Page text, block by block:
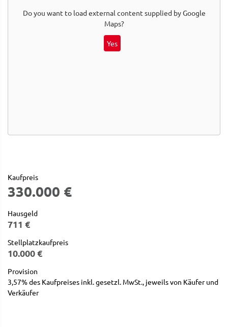
Do you want to load external content supplied byGoogle
Maps?
Yes
Kaufpreis
330.000 €
Hausgeld
711 €
Stellplatzkaufpreis
10.000 €
Provision
3,57% des Kaufpreises inkl. gesetzl. MwSt., jeweils von Käufer und
Verkäufer